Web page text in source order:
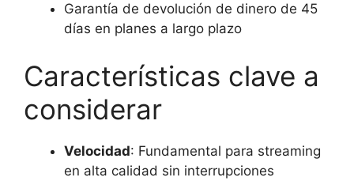
Garantía de devolución de dinero de 45
días en planes a largo plazo
Características clave a
considerar
Velocidad: Fundamental para streaming
en alta calidad sin interrupciones